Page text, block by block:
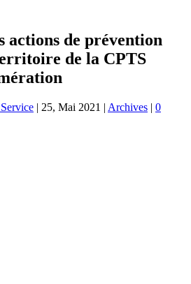
actions de prévention
de la CPTS
| 25, Mai 2021 | Archives | 0